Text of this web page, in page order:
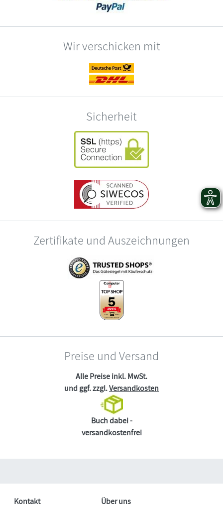
Wir verschicken mit
Sicherheit
Zertifikate und Auszeichnungen
Preise und Versand
Alle Preise inkl. MwSt.
und ggf. zzgl.Versandkosten
Buch dabei -
versandkostenfrei
Kontakt Über uns